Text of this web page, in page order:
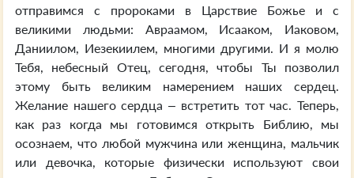
отправимся с пророками в Царствие Божье и с
великими людьми: Авраамом, Исааком, Иаковом,
Даниилом, Иезекиилем, многими другими. И я молю
Тебя, небесный Отец, сегодня, чтобы Ты позволил
этому быть великим намерением наших сердец.
Желание нашего сердца – встретить тот час. Теперь,
как раз когда мы готовимся открыть Библию, мы
осознаем, что любой мужчина или женщина, мальчик
или девочка, которые физически используют свои